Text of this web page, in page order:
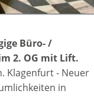
Büro- /
2. OG mit Lift.
Klagenfurt - Neuer
in